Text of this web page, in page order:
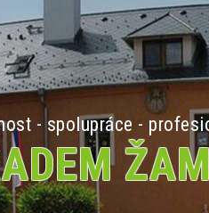
- spolupráce -